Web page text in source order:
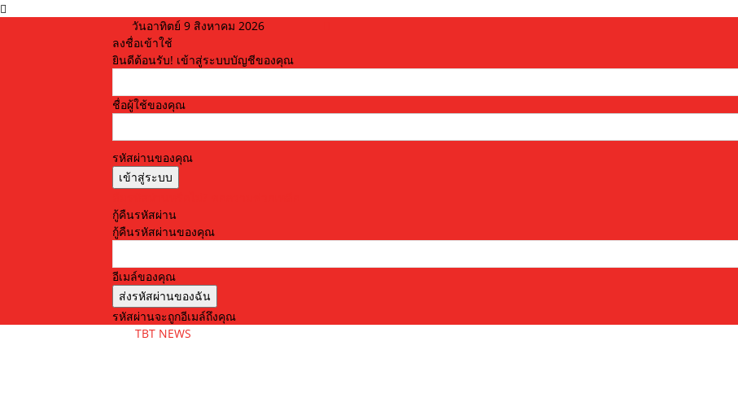
วันอาทิตย์ 9 สิงหาคม 2026
ลงชื่อเข้าใช้
ยินดีต้อนรับ! เข้าสู่ระบบบัญชีของคุณ
ชื่อผู้ใช้ของคุณ
รหัสผ่านของคุณ
กู้คืนรหัสผ่าน
กู้คืนรหัสผ่านของคุณ
อีเมล์ของคุณ
รหัสผ่านจะถูกอีเมล์ถึงคุณ
TBT NEWS